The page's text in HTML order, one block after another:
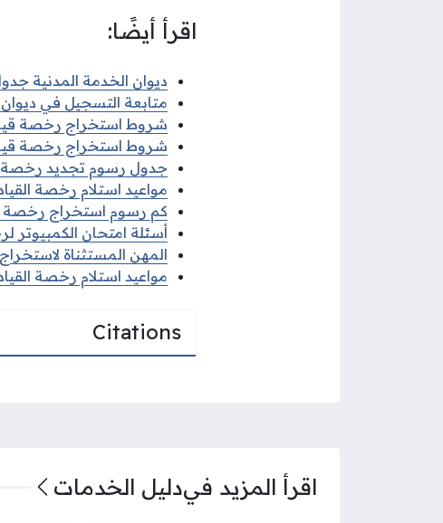
اقرأ أيضًا:
ديوان الخدمة المدنية جدول
متابعة التسجيل في ديوان
شروط استخراج رخصة قيادة
شروط استخراج رخصة قيادة
جدول رسوم تجديد رخصة
مواعيد استلام رخصة القيادة
كم رسوم استخراج رخصة
أسئلة امتحان الكمبيوتر
المهن المستثناة لاستخراج
مواعيد استلام رخصة القيادة
Citations
اقرأ المزيد فيدليل الخدمات